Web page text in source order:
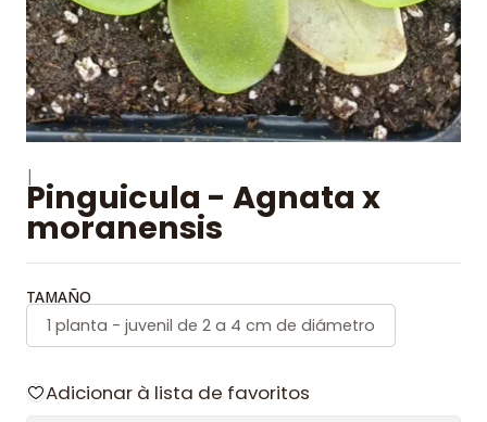
|
Pinguicula - Agnata x
moranensis
TAMAÑO
1 planta - juvenil de 2 a 4 cm de diámetro
Adicionar à lista de favoritos